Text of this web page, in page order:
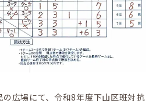
地域の活動
広場にて、令和8年度下山区班対抗